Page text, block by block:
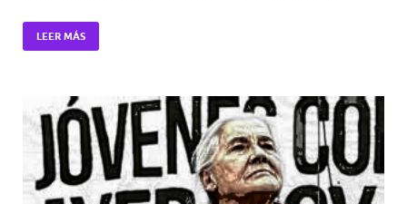
LEER MÁS